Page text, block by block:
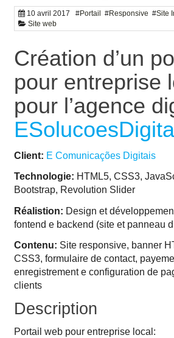
10 avril 2017 #Portail #Responsive #Site
Site web
Création d’un
pour entreprise
pour l’agence
Client: E Comunicações Digitais
Technologie: HTML5, CSS3,
Bootstrap, Revolution Slider
Réalistion: Design et
fontend e backend (site et panneau
Contenu: Site responsive, banner
CSS3, formulaire de contact,
enregistrement e configuration de
clients
Description
Portail web pour entreprise local: